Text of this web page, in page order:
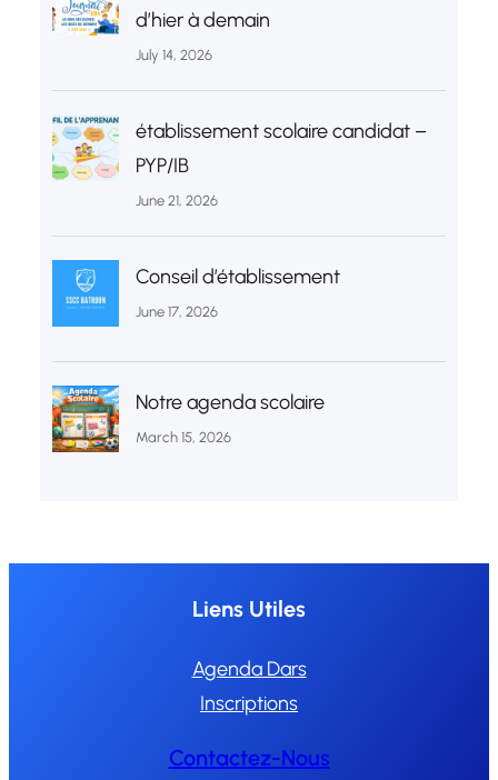
d’hier à demain
July 14, 2026
établissement scolaire candidat –
PYP/IB
June 21, 2026
Conseil d’établissement
June 17, 2026
Notre agenda scolaire
March 15, 2026
Liens Utiles
Agenda Dars
Inscriptions
Contactez-Nous